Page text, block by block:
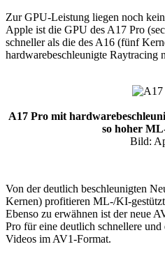
Zur GPU-Leistung liegen noch
Apple ist die GPU des A17 Pro
schneller als die des A16 (fünf
hardwarebeschleunigte Raytracing
A17 Pro mit
so hoher
Bild:
Von der deutlich beschleunigten
Kernen) profitieren ML-/KI-
Ebenso zu erwähnen ist der neue
Pro für eine deutlich schnellere
Videos im AV1-Format.